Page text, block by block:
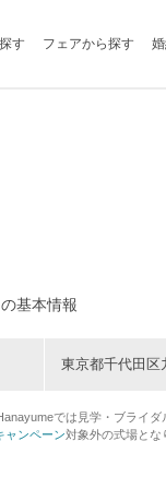
す フェアから探す
基本情報
東京都千代田区
では見学・ブライダ
ャンペーン対象外の式場とな